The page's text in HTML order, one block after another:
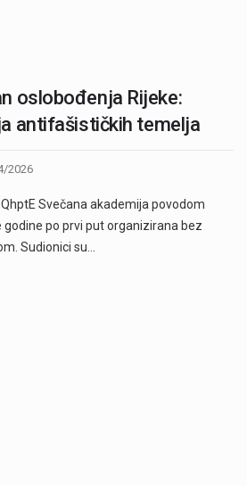
oslobođenja Rijeke:
antifašističkih temelja
2026
Svečana akademija povodom
godine po prvi put organizirana bez
Sudionici su…